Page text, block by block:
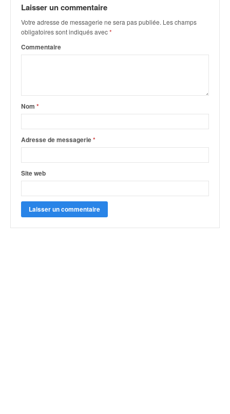
Laisser un commentaire
Votre adresse de messagerie ne sera pas publiée. Les champs
obligatoires sont indiqués avec*
Commentaire
Nom *
Adresse de messagerie*
Site web